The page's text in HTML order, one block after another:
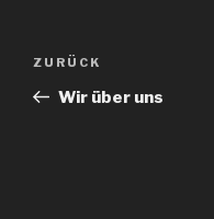
Beitragsnavigation
Vorheriger
Beitrag
ZURÜCK
Wir über uns